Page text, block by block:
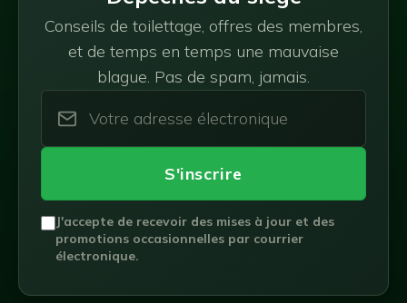
Conseils de toilettage, offres des membres,
et de temps en temps une mauvaise
blague. Pas de spam, jamais.
S'inscrire
J'accepte de recevoir des mises à jour et des
promotions occasionnelles par courrier
électronique.